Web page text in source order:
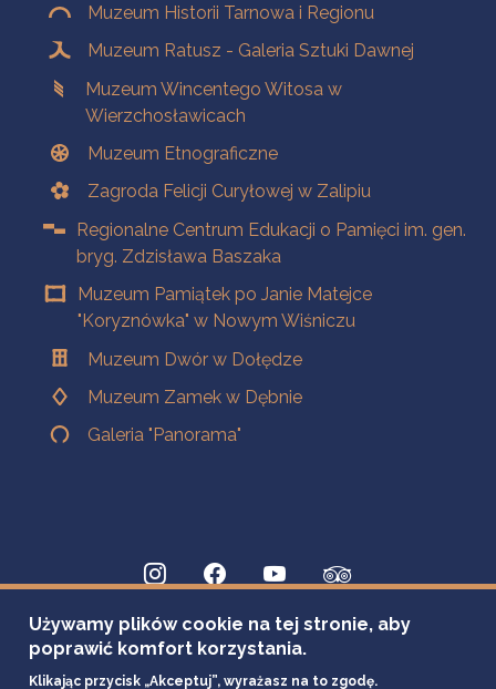
Muzeum Historii Tarnowa i Regionu
Muzeum Ratusz - Galeria Sztuki Dawnej
Muzeum Wincentego Witosa w
Wierzchosławicach
Muzeum Etnograficzne
Zagroda Felicji Curyłowej w Zalipiu
Regionalne Centrum Edukacji o Pamięci im. gen.
bryg. Zdzisława Baszaka
Muzeum Pamiątek po Janie Matejce
"Koryznówka" w Nowym Wiśniczu
Muzeum Dwór w Dołędze
Muzeum Zamek w Dębnie
Galeria "Panorama"
Używamy plików cookie na tej stronie, aby
poprawić komfort korzystania.
Klikając przycisk „Akceptuj”, wyrażasz na to zgodę.